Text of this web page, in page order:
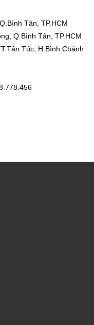
Tân, TP.HCM
Q.Bình Tân, TP.HCM
Túc, H.Bình Chánh